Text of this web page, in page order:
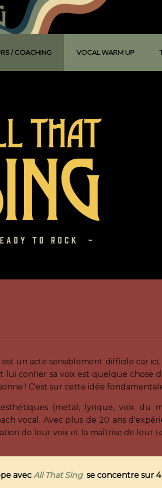
/ COACHING VOCAL WARM UP
un acte sensiblement difficile car
lui confier sa voix est quelque chose
! C'est sur cette idée
(metal, lyrique, voix
vocal. Avec plus de 20 ans
de leur voix et la maîtrise de leur
avec All That Sing se concentre sur